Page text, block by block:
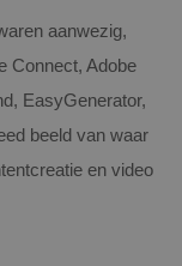
aanwezig,
Connect, Adobe
EasyGenerator,
beeld van waar
en video